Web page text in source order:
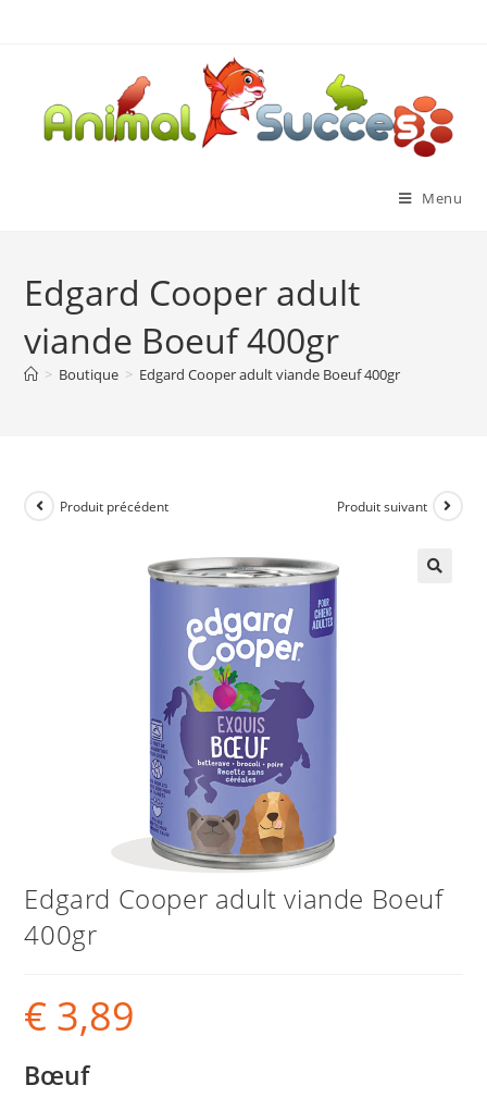
Menu
Edgard Cooper adult
viande Boeuf 400gr
> Boutique > Edgard Cooper adult viande Boeuf 400gr
Produit précédent Produit suivant
Edgard Cooper adult viande Boeuf
400gr
€ 3,89
Bœuf